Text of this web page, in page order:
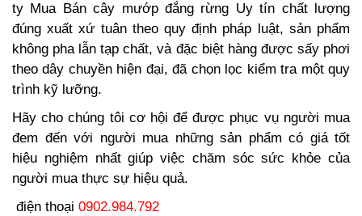
ty Mua Bán cây mướp đắng rừng Uy tín chất lượng
đúng xuất xứ tuân theo quy định pháp luật, sản phẩm
không pha lẫn tạp chất, và đặc biệt hàng được sấy phơi
theo dây chuyền hiện đại, đã chọn lọc kiểm tra một quy
trình kỹ lưỡng.
Hãy cho chúng tôi cơ hội để được phục vụ người mua
đem đến với người mua những sản phẩm có giá tốt
hiệu nghiệm nhất giúp việc chăm sóc sức khỏe của
người mua thực sự hiệu quả.
điện thoại 0902.984.792